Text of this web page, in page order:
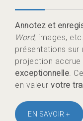
Annotez et
Word, images,
présentations sur
projection accrue
exceptionnelle.
en valeur votre
EN SAVOIR +